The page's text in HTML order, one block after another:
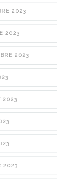
2023
2023
2023
2023
2023